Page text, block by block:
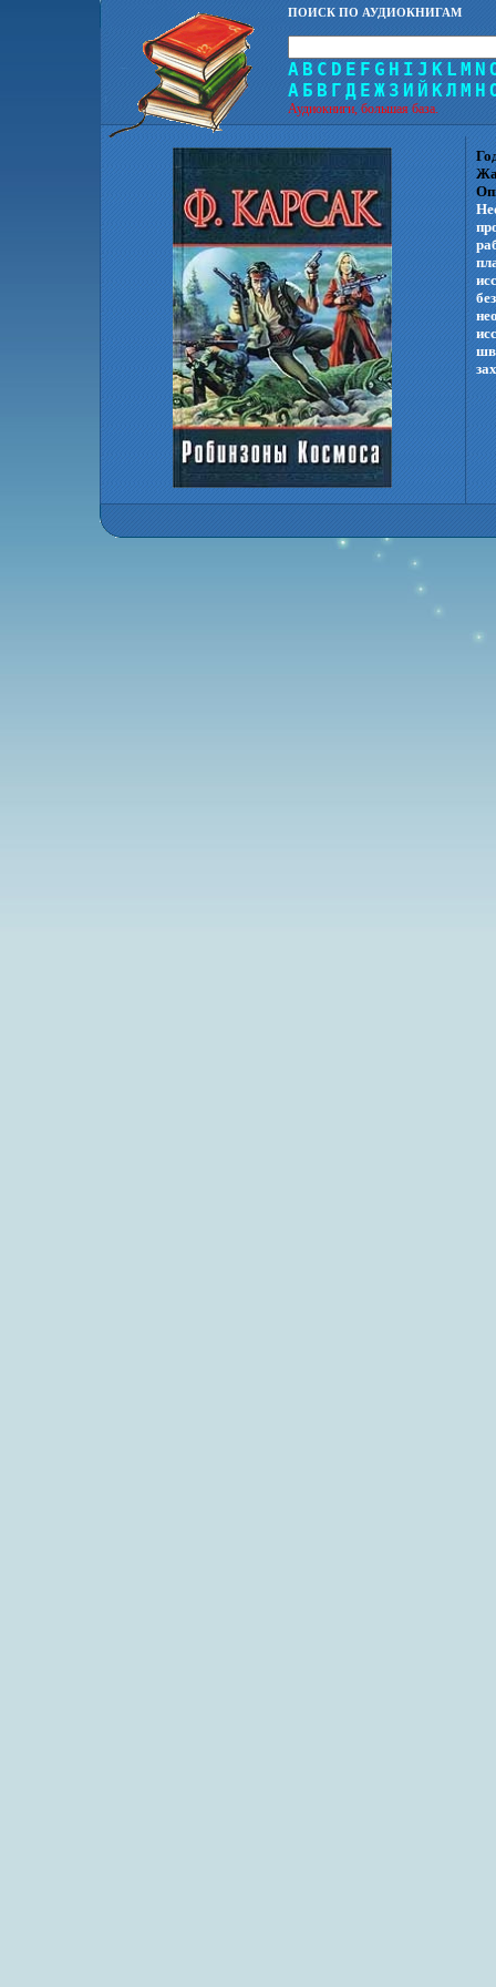
ПОИСК ПО АУДИОКНИГАМ
A B C D E F G H I J K L M N
А Б В Г Д Е Ж З И Й КЛ М Н
Аудиокниги, большая база.